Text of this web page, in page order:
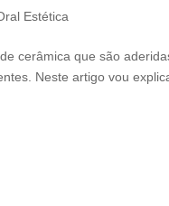
Estética
cerâmica que são
Neste artigo vou